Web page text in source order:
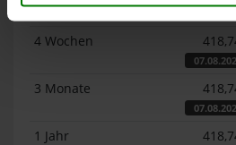
Zeitraum
4 Wochen
3 Monate
1 Jahr